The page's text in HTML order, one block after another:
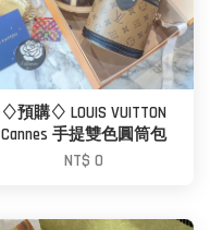
♢預購♢ LOUIS VUITTON
Cannes 手提雙色圓筒包
NT$ 0